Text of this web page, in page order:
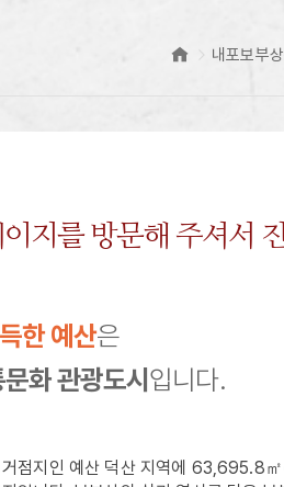
내포보부
지를 방문해 주셔서
한 예산은
화 관광도시 입니다.
거점지인 예산 덕산 지역에 63,695.8